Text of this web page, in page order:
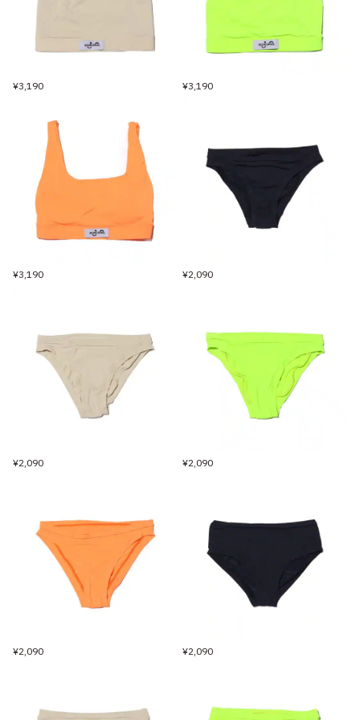
¥3,190 ¥3,190
¥3,190 ¥2,090
¥2,090 ¥2,090
¥2,090 ¥2,090